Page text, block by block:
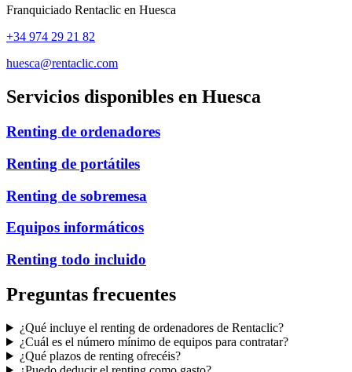
Franquiciado Rentaclic en Huesca
+34 974 29 21 82
huesca@rentaclic.com
Servicios disponibles en Huesca
Renting de ordenadores
Renting de portátiles
Renting de sobremesa
Equipos informáticos
Renting todo incluido
Preguntas frecuentes
¿Qué incluye el renting de ordenadores de Rentaclic?
¿Cuál es el número mínimo de equipos para contratar?
¿Qué plazos de renting ofrecéis?